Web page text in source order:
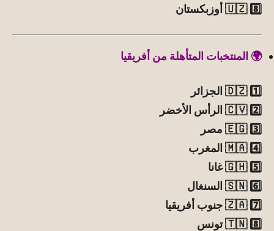
8️⃣ 🇺🇿 أوزبكستان
🌍 المنتخبات المتأهلة من أفريقيا
1️⃣ 🇩🇿 الجزائر
2️⃣ 🇨🇻 الرأس الأخضر
3️⃣ 🇪🇬 مصر
4️⃣ 🇲🇦 المغرب
5️⃣ 🇬🇭 غانا
6️⃣ 🇸🇳 السنغال
7️⃣ 🇿🇦 جنوب أفريقيا
8️⃣ 🇹🇳 تونس